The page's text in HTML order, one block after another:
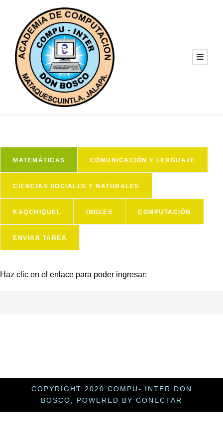
MATEMÁTICAS COMUNICACIÓN Y LENGUAJE
CIENCIAS SOCIALES Y NATURALES
KAQCHIQUEL INGLES COMPUTACIÓN
ENVIAR TAREA
Haz clic en el enlace para poder ingresar:
COPYRIGHT 2020 COMPU- INTER DON
BOSCO, POWERED BY CONECTAR